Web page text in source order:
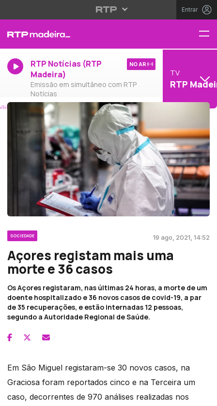
Entrar
RTP Notícias (RTP
Madeira)
Emissão em simultâneo com RTP
Notícias
NO AR
TV
RTP
SOCIEDADE 19 ago, 2021, 14:52
Açores registam mais uma
morte e 36 casos
Os Açores registaram, nas últimas 24 horas, a morte de um
doente hospitalizado e 36 novos casos de covid-19, a par
de 35 recuperações, e estão internadas 12 pessoas,
segundo a Autoridade Regional de Saúde.
Em São Miguel registaram-se 30 novos casos, na
Graciosa foram reportados cinco e na Terceira um
caso, decorrentes de 970 análises realizadas nos